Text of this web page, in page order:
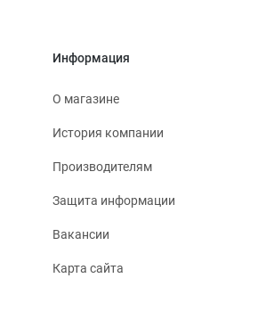
Информация
О магазине
История компании
Производителям
Защита информации
Вакансии
Карта сайта